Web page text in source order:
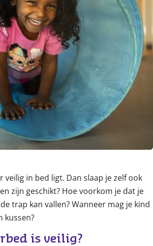
veilig in bed ligt. Dan slaap je zelf ook
zijn geschikt? Hoe voorkom je dat je
trap kan vallen? Wanneer mag je kind
kussen?
is veilig?